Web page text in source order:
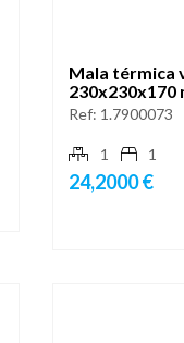
Mala térmica
230x230x170
Ref: 1.7900073
1 1
24,2000 €